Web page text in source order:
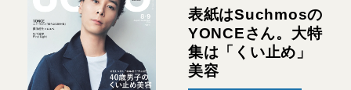
表紙はSuchmosの
YONCEさん。大特
集は「くい止め」
美容